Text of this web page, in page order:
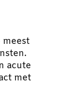
acute
met